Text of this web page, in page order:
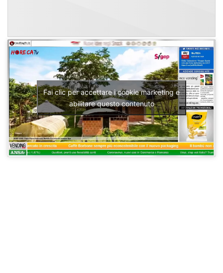
Fai clic per accettare i cookie marketing e
abilitare questo contenuto